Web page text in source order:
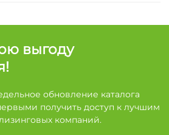
выгоду
обновление каталога
получить доступ к лучшим
компаний.